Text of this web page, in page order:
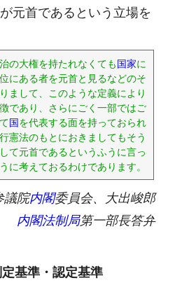
元首であるという立場を
の大権を持たれなくても国家に
にある者を元首と見るなどのそ
まして、このような定義により
であり、さらにごく一部ではご
国を代表する面を持っておられ
憲法のもとにおきましてもそう
て元首であるというふうに言っ
に考えておるわけであります。
議院内閣委員会、大出峻郎
内閣法制局第一部長答弁
基準・認定基準